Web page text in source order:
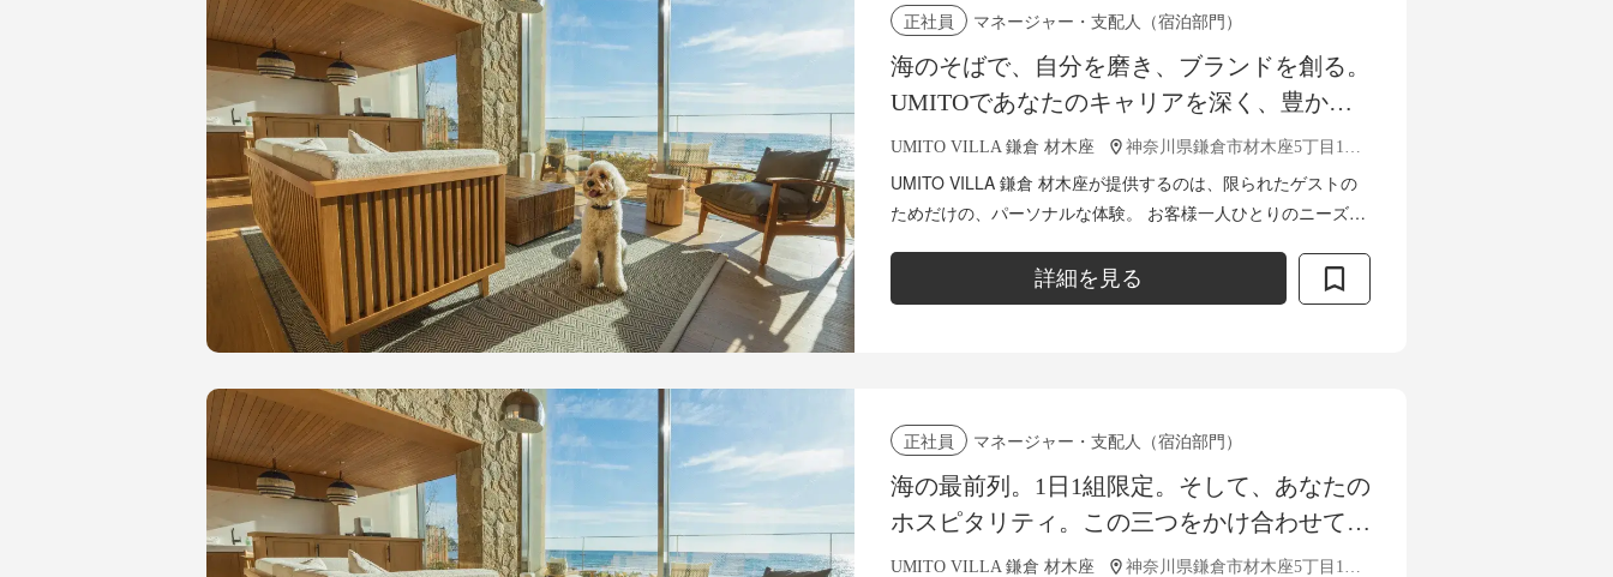
正社員 マネージャー・支配人（宿泊部門）
海のそばで、自分を磨き、ブランドを創る。
UMITOであなたのキャリアを深く、豊かに
広げていこう。ホテル運営スタッフ募集
UMITO VILLA 鎌倉 材木座 神奈川県鎌倉市材木座5丁目10-44
UMITO VILLA 鎌倉 材木座が提供するのは、限られたゲストの
ためだけの、パーソナルな体験。 お客様一人ひとりのニーズに
詳細を見る
正社員 マネージャー・支配人（宿泊部門）
海の最前列。1日1組限定。そして、あなたの
ホスピタリティ。この三つをかけ合わせて、
世界に誇れるプライスレスな体験を生み出
UMITO VILLA 鎌倉 材木座 神奈川県鎌倉市材木座5丁目10-44